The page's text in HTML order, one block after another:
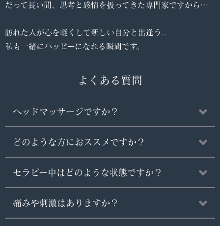
だって長い間、思考と感情を扱ってきた専門家ですから…
訪れた人が心を軽くして新しい自分と出逢う..
私も一緒にハッピーになれる瞬間です。
よくある質問
ヘッドマッサージですか？
どのような方におススメですか？
セラピー中はどのような状態ですか？
痛みや刺激はありますか？